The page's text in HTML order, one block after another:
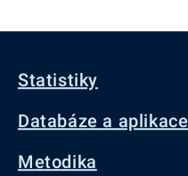
Statistiky
Databáze a aplikace
Metodika